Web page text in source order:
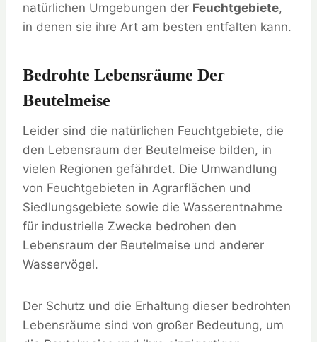
natürlichen Umgebungen der Feuchtgebiete,
in denen sie ihre Art am besten entfalten kann.
Bedrohte Lebensräume Der
Beutelmeise
Leider sind die natürlichen Feuchtgebiete, die
den Lebensraum der Beutelmeise bilden, in
vielen Regionen gefährdet. Die Umwandlung
von Feuchtgebieten in Agrarflächen und
Siedlungsgebiete sowie die Wasserentnahme
für industrielle Zwecke bedrohen den
Lebensraum der Beutelmeise und anderer
Wasservögel.
Der Schutz und die Erhaltung dieser bedrohten
Lebensräume sind von großer Bedeutung, um